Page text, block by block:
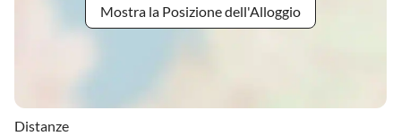
Mostra la Posizione dell'Alloggio
Distanze